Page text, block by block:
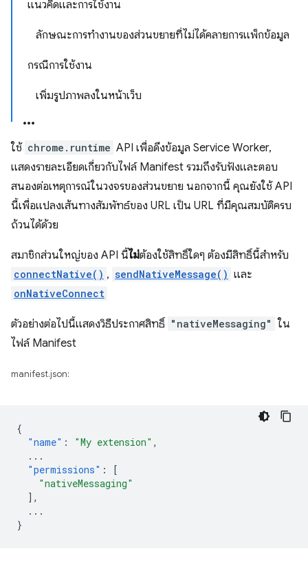
แนวคิดและการใช้งาน
ลักษณะการทำงานของส่วนขยายที่ไม่ได้คลายการแพ็กข้อมูล
กรณีการใช้งาน
เพิ่มรูปภาพลงในหน้าเว็บ
ใช้ chrome.runtime API เพื่อดึงข้อมูล Service Worker,
แสดงรายละเอียดเกี่ยวกับไฟล์ Manifest รวมถึงรับฟังและตอบ
สนองต่อเหตุการณ์ในวงจรของส่วนขยาย นอกจากนี้ คุณยังใช้ API
นี้เพื่อแปลงเส้นทางสัมพัทธ์ของ URL เป็น URL ที่มีคุณสมบัติครบ
ถ้วนได้ด้วย
สมาชิกส่วนใหญ่ของ API นี้ไม่ต้องใช้สิทธิ์ใดๆ ต้องมีสิทธิ์นี้สำหรับ
connectNative() , sendNativeMessage() และ
onNativeConnect
ตัวอย่างต่อไปนี้แสดงวิธีประกาศสิทธิ์ "nativeMessaging" ใน
ไฟล์ Manifest
manifest.json:
{
"name" : "My extension" ,
...
"permissions" :
[
"nativeMessaging"
],
...
}